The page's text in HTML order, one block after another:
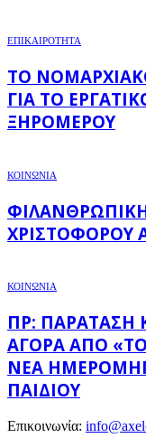
ΕΠΙΚΑΙΡΟΤΗΤΑ
ΤΟ
ΓΙΑ ΤΟ
ΞΗΡΟΜΈΡΟΥ
ΚΟΙΝΩΝΙΑ
ΧΡΙΣΤΟΦΌΡΟΥ
ΚΟΙΝΩΝΙΑ
ΠΡ: ΠΑΡΆΤΑΣΗ
ΑΓΟΡΆ ΑΠΌ
ΝΈΑ
ΠΑΙΔΙΟΎ
Επικοινωνία: